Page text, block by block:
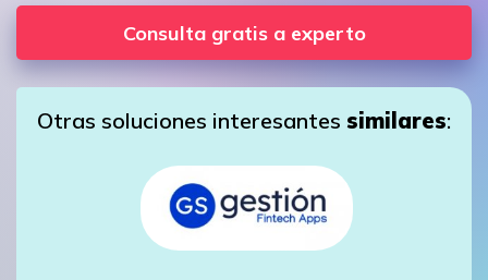
Consulta gratis a experto
Otras soluciones interesantes similares: